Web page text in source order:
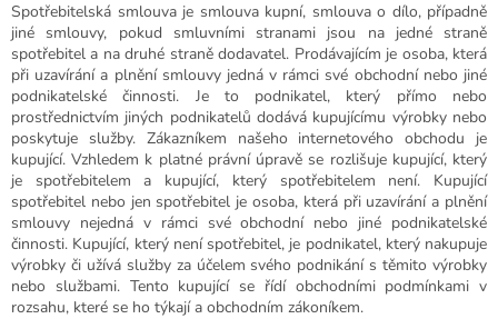
Spotřebitelská smlouva je smlouva kupní, smlouva o dílo, případně
jiné smlouvy, pokud smluvními stranami jsou na jedné straně
spotřebitel a na druhé straně dodavatel. Prodávajícím je osoba, která
při uzavírání a plnění smlouvy jedná v rámci své obchodní nebo jiné
podnikatelské činnosti. Je to podnikatel, který přímo nebo
prostřednictvím jiných podnikatelů dodává kupujícímu výrobky nebo
poskytuje služby. Zákazníkem našeho internetového obchodu je
kupující. Vzhledem k platné právní úpravě se rozlišuje kupující, který
je spotřebitelem a kupující, který spotřebitelem není. Kupující
spotřebitel nebo jen spotřebitel je osoba, která při uzavírání a plnění
smlouvy nejedná v rámci své obchodní nebo jiné podnikatelské
činnosti. Kupující, který není spotřebitel, je podnikatel, který nakupuje
výrobky či užívá služby za účelem svého podnikání s těmito výrobky
nebo službami. Tento kupující se řídí obchodními podmínkami v
rozsahu, které se ho týkají a obchodním zákoníkem.